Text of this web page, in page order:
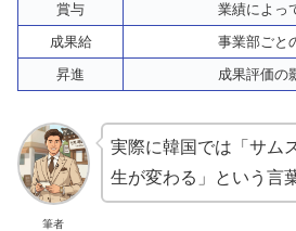
賞与
業績によっ
成果給
事業部ごと
昇進
成果評価の
筆者
実際に韓国では「サム
生が変わる」という言